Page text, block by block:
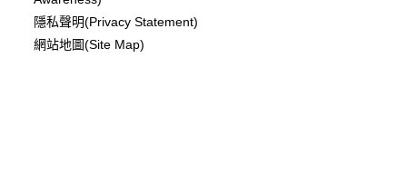
隱私聲明(Privacy Statement)
網站地圖(Site Map)